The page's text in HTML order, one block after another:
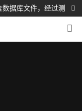
据库文件，经过测